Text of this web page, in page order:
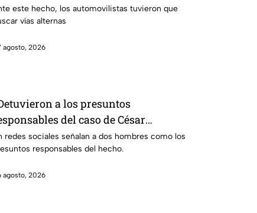
Pablo II en León
este hecho, los automovilistas tuvieron que
vías alternas
agosto, 2026
a los presuntos
del caso de César
Esto sabemos
redes sociales señalan a dos hombres como los
responsables del hecho.
agosto, 2026